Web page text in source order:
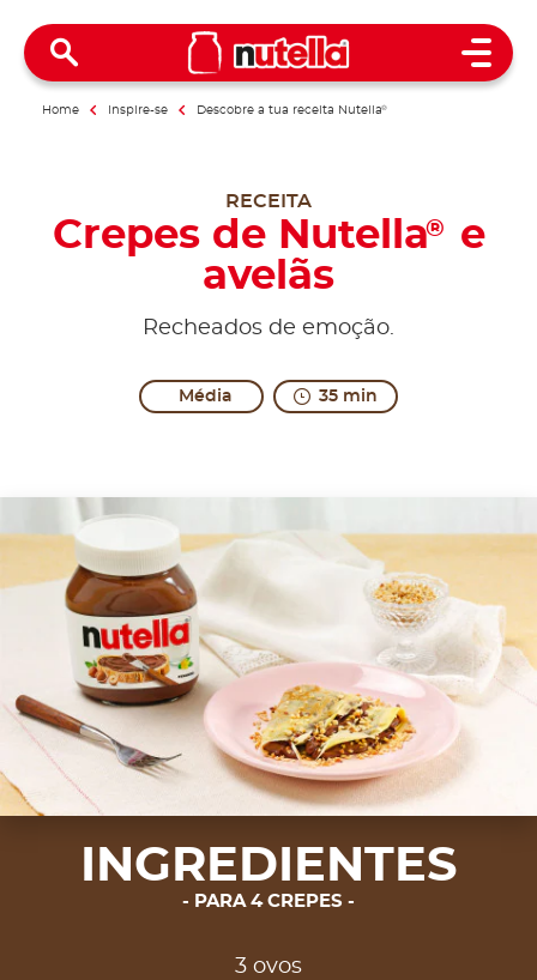
Open
Home Inspire-se Descobre a tua receita Nutella®
RECEITA
Crepes de Nutella®
e
avelãs
Recheados de emoção.
Média 35 min
INGREDIENTES
PARA 4 CREPES
3 ovos